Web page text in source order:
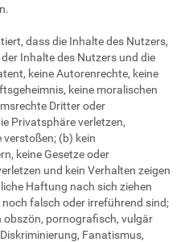
dass die Inhalte des Nutzers,
Inhalte des Nutzers und die
keine Autorenrechte, keine
keine moralischen
Dritter oder
Privatsphäre verletzen,
verstoßen; (b) kein
keine Gesetze oder
und kein Verhalten zeigen
Haftung nach sich ziehen
falsch oder irreführend sind;
obszön, pornografisch, vulgär
Fanatismus,